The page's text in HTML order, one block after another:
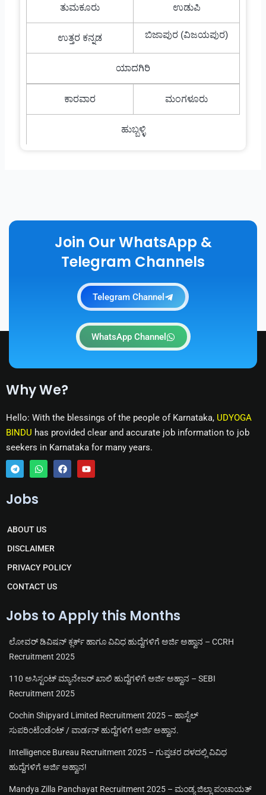
ತುಮಕೂರು ಉಡುಪಿ
ಉತ್ತರ ಕನ್ನಡ ಬಿಜಾಪುರ (ವಿಜಯಪುರ)
ಯಾದಗಿರಿ
ಕಾರವಾರ ಮಂಗಳೂರು
ಹುಬ್ಬಳ್ಳಿ
Join Our WhatsApp &
Telegram Channels
Telegram Channel
WhatsApp Channel
Why We?
Hello: With the blessings of the people of Karnataka, UDYOGA
BINDU has provided clear and accurate job information to job
seekers in Karnataka for many years.
T
l
r
a
m
W
a
a
p
p
F Y
Jobs
ABOUT US
DISCLAIMER
PRIVACY POLICY
CONTACT US
Jobs to Apply this Months
ಲೋವರ್ ಡಿವಿಷನ್ ಕ್ಲರ್ಕ್ ಹಾಗೂ ವಿವಿಧ ಹುದ್ದೆಗಳಿಗೆ ಅರ್ಜಿ ಅಹ್ವಾನ – CCRH
Recruitment 2025
110 ಅಸಿಸ್ಟಂಟ್ ಮ್ಯಾನೇಜರ್ ಖಾಲಿ ಹುದ್ದೆಗಳಿಗೆ ಅರ್ಜಿ ಅಹ್ವಾನ – SEBI
Recruitment 2025
Cochin Shipyard Limited Recruitment 2025 – ಹಾಸ್ಟೆಲ್
ಸುಪರಿಂಟೆಂಡೆಂಟ್ / ವಾರ್ಡನ್ ಹುದ್ದೆಗಳಿಗೆ ಅರ್ಜಿ ಅಹ್ವಾನ.
Intelligence Bureau Recruitment 2025 – ಗುಪ್ತಚರ ದಳದಲ್ಲಿ ವಿವಿಧ
ಹುದ್ದೆಗಳಿಗೆ ಅರ್ಜಿ ಅಹ್ವಾನ!
Mandya Zilla Panchayat Recruitment 2025 – ಮಂಡ್ಯ ಜಿಲ್ಲಾ ಪಂಚಾಯತ್